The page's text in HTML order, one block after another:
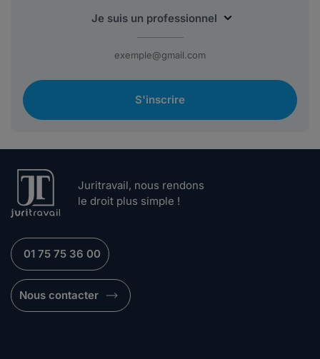
S'inscrire
Juritravail, nous rendons
le droit plus simple !
01 75 75 36 00
Nous contacter